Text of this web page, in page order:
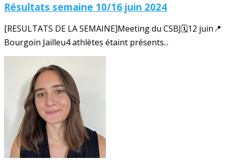
Résultats semaine 10/16 juin 2024
[RESULTATS DE LA SEMAINE]Meeting du CSBJ🗓️12 juin📍
Bourgoin Jailleu4 athlètes étaint présents...